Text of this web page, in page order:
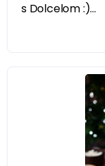
s Dolcelom :)...